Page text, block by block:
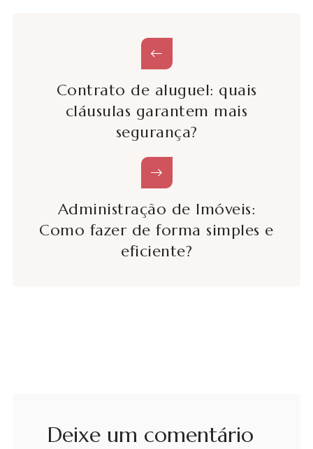
Contrato de aluguel: quais
cláusulas garantem mais
segurança?
Administração de Imóveis:
Como fazer de forma simples e
eficiente?
Deixe um comentário